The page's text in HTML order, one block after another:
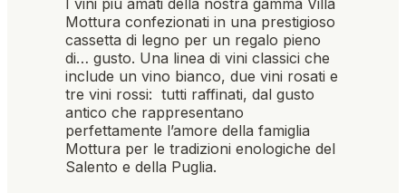
I vini più amati della nostra gamma Villa
Mottura confezionati in una prestigioso
cassetta di legno per un regalo pieno
di… gusto. Una linea di vini classici che
include un vino bianco, due vini rosati e
tre vini rossi: tutti raffinati, dal gusto
antico che rappresentano
perfettamente l’amore della famiglia
Mottura per le tradizioni enologiche del
Salento e della Puglia.